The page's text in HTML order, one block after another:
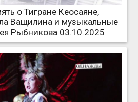
о Тигране Кеосаяне,
Ващилина и музыкальные
Рыбникова 03.10.2025